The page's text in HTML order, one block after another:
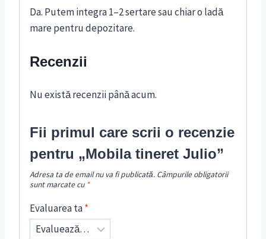
Da. Putem integra 1–2 sertare sau chiar o ladă
mare pentru depozitare.
Recenzii
Nu există recenzii până acum.
Fii primul care scrii o recenzie
pentru „Mobila tineret Julio”
Adresa ta de email nu va fi publicată. Câmpurile obligatorii
sunt marcate cu *
Evaluarea ta*